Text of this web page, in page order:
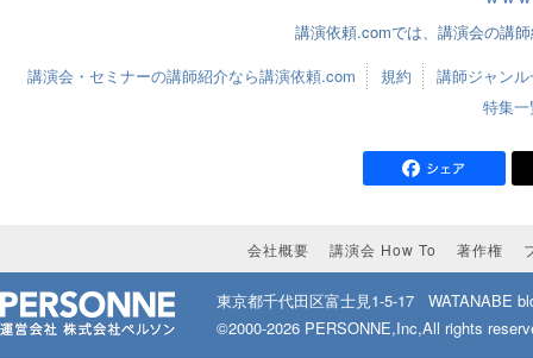
講演依頼.comでは、講演会の講
講演会・セミナーの講師紹介なら講演依頼.com
規約
講師ジャン
特集
会社概要 講演会 How To 著作権
東京都千代田区富士見1-5-17
WATANABE
©2000-2026 PERSONNE,Inc,All rights